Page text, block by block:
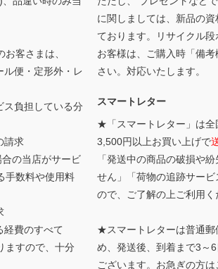
客さまは、
ル便・定形外・レ
ス負担している分
請求
の当店がサービ
手数料や使用料
経費のすべて
ますので、十分
に関しましては、新品の
ております。リサイクル
お客様は、ご購入時「備
さい。対応いたします。
スマートレター
★「スマートレター」は全
3,500円以上お買い上げで
「発送中の商品の破損や
せん」「荷物の追跡サービ
ので、ご了解の上ご利用く
★スマートレターは普通郵
め、発送後、到着まで3～
ございます。お急ぎの方は